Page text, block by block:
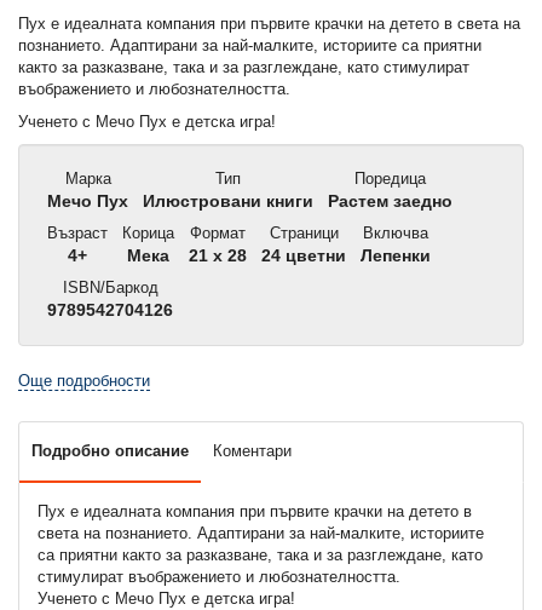
Пух е идеалната компания при първите крачки на детето в света на
познанието. Адаптирани за най-малките, историите са приятни
както за разказване, така и за разглеждане, като стимулират
въображението и любознателността.
Ученето с Мечо Пух е детска игра!
Марка
Мечо Пух
Тип
Илюстровани книги
Поредица
Растем заедно
Възраст
4+
Корица
Мека
Формат
21 x 28
Страници
24 цветни
Включва
Лепенки
ISBN/Баркод
9789542704126
Още подробности
Подробно описание Коментари
Пух е идеалната компания при първите крачки на детето в
света на познанието. Адаптирани за най-малките, историите
са приятни както за разказване, така и за разглеждане, като
стимулират въображението и любознателността.
Ученето с Мечо Пух е детска игра!